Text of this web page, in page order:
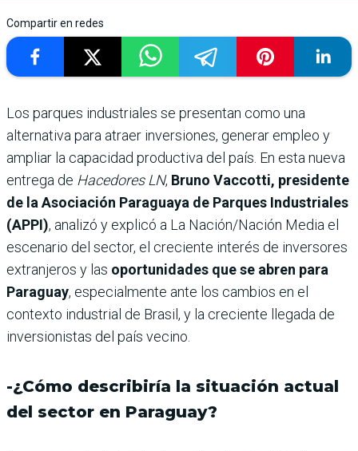
Compartir en redes
Los parques industriales se presentan como una
alternativa para atraer inversiones, generar empleo y
ampliar la capacidad productiva del país. En esta nueva
entrega de Hacedores LN, Bruno Vaccotti, presidente
de la Asociación Paraguaya de Parques Industriales
(APPI), analizó y explicó a La Nación/Nación Media el
escenario del sector, el creciente interés de inversores
extranjeros y las oportunidades que se abren para
Paraguay, especialmente ante los cambios en el
contexto industrial de Brasil, y la creciente llegada de
inversionistas del país vecino.
-¿Cómo describiría la situación actual
del sector en Paraguay?